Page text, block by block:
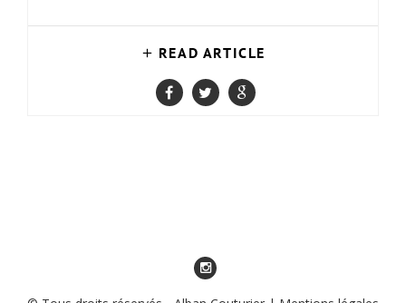
READ ARTICLE